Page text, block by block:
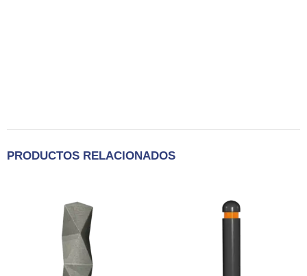
PRODUCTOS RELACIONADOS